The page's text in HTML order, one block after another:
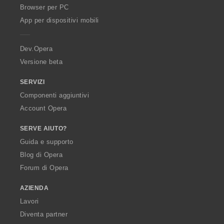
O
p
a
Browser per PC
App per dispositivi mobili
Dev.Opera
Versione beta
SERVIZI
Componenti aggiuntivi
Account Opera
SERVE AIUTO?
Guida e supporto
Blog di Opera
Forum di Opera
AZIENDA
Lavori
Diventa partner